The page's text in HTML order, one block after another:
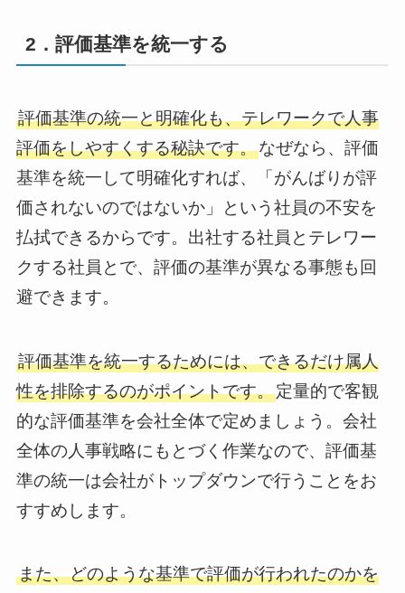
2．評価基準を統一する
評価基準の統一と明確化も、テレワークで人事
評価をしやすくする秘訣です。なぜなら、評価
基準を統一して明確化すれば、「がんばりが評
価されないのではないか」という社員の不安を
払拭できるからです。出社する社員とテレワー
クする社員とで、評価の基準が異なる事態も回
避できます。
評価基準を統一するためには、できるだけ属人
性を排除するのがポイントです。定量的で客観
的な評価基準を会社全体で定めましょう。会社
全体の人事戦略にもとづく作業なので、評価基
準の統一は会社がトップダウンで行うことをお
すすめします。
また、どのような基準で評価が行われたのかを